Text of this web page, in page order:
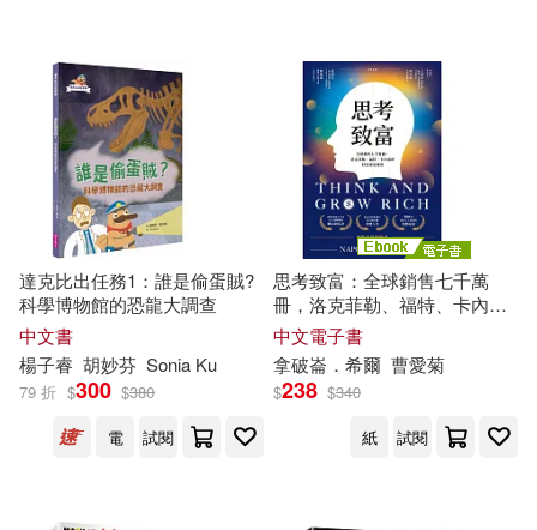
（法）羅曼·羅蘭(36)
nao fujiya(35)
博士研究生入學考試命題研究組(3
坦克叔叔(35)
阿拉丁BOOK教育研發組編(35)
（美）H.P.洛夫克拉夫特(34)
悅文社(385)
warner music(383)
北京大學出版社(381)
文物出版社(371)
中信出版社(350)
其他 (可複選)
現在可購買商品(38500)
作者/演唱/譯/編/繪(2)
價格
範圍
達克比出任務1：誰是偷蛋賊?
科學博物館的恐龍大調查
中文書
楊子睿 胡妙芬 Sonia Ku
79 折 $300 $380
電
試閱
思考致富：全球銷售七千萬
冊，洛克菲勒、福特、卡內基
的財富締造機密 (電子書)
中文電子書
拿破崙．希爾 曹愛菊
$238 $340
紙
試閱